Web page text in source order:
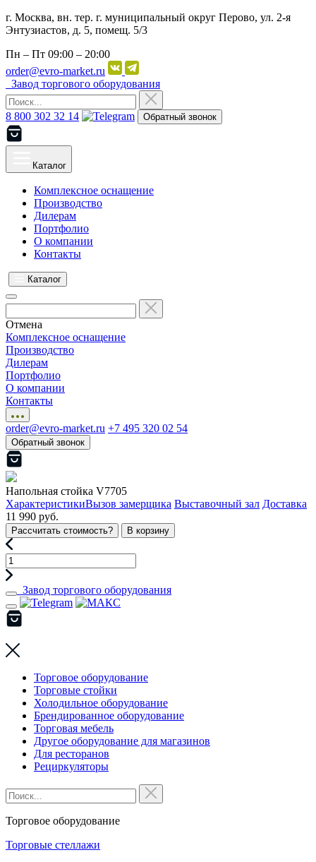
г. Москва, вн. тер. г. муниципальный округ Перово, ул. 2-я
Энтузиастов, д. 5, помещ. 5/3
Пн – Пт 09:00 – 20:00
order@evro-market.ru
Завод торгового оборудования
8 800 302 32 14 Обратный звонок
Каталог
Комплексное оснащение
Производство
Дилерам
Портфолио
О компании
Контакты
Каталог
Отмена
Комплексное оснащение
Производство
Дилерам
Портфолио
О компании
Контакты
order@evro-market.ru +7 495 320 02 54
Обратный звонок
Напольная стойка V7705
ХарактеристикиВызов замерщика Выставочный зал Доставка
11 990 руб.
Рассчитать стоимость? В корзину
Завод торгового оборудования
Торговое оборудование
Торговые стойки
Холодильное оборудование
Брендированное оборудование
Торговая мебель
Другое оборудование для магазинов
Для ресторанов
Рециркуляторы
Торговое оборудование
Торговые стеллажи